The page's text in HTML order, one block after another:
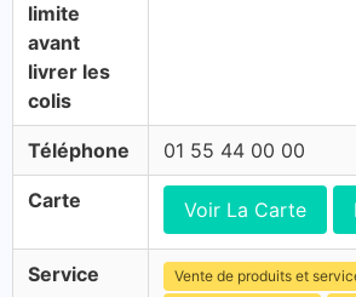
limite
avant
livrer les
colis
Téléphone 01 55 44 00 00
Carte Voir La Carte
Service
Vente de produits et